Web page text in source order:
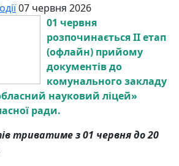
07 червня 2026
01 червня
розпочинається ІІ етап
(офлайн) прийому
документів до
комунального закладу
науковий ліцей»
ради.
триватиме з 01 червня до 20